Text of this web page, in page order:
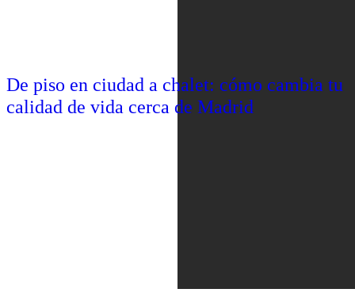
De piso en ciudad a chalet: cómo cambia tu
calidad de vida cerca de Madrid